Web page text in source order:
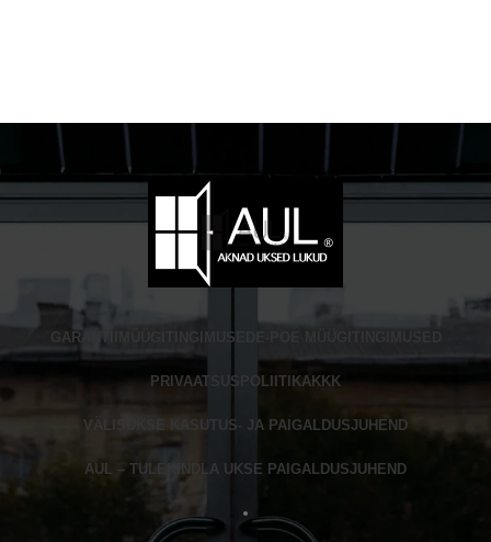
GARANTII MÜÜGITINGIMUSED
PRIVAATSUSPOLIITIKAKKK
VÄLISUKSE KASUTUS- JA PAIGALDUSJUHEND
AUL – TULEKINDLA UKSE PAIGALDUSJUHEND